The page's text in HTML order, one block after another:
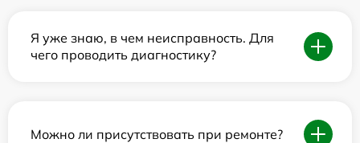
Я уже знаю, в чем неисправность. Для
чего проводить диагностику?
Можно ли присутствовать при ремонте?